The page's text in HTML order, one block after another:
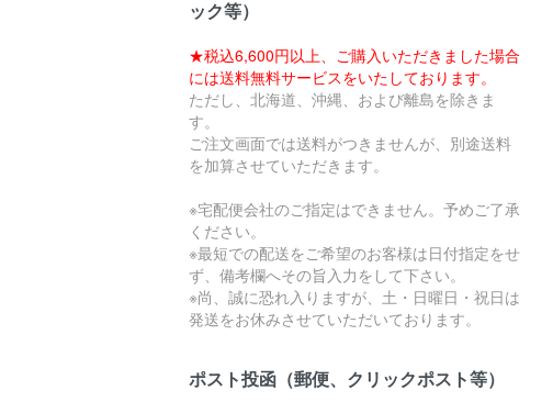
ック等）
★税込6,600円以上、ご購入いただきました場合
には送料無料サービスをいたしております。
ただし、北海道、沖縄、および離島を除きま
す。
ご注文画面では送料がつきませんが、別途送料
を加算させていただきます。
※宅配便会社のご指定はできません。予めご了承
ください。
※最短での配送をご希望のお客様は日付指定をせ
ず、備考欄へその旨入力をして下さい。
※尚、誠に恐れ入りますが、土・日曜日・祝日は
発送をお休みさせていただいております。
ポスト投函（郵便、クリックポスト等）